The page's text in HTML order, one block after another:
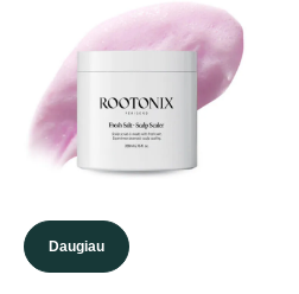
Daugiau